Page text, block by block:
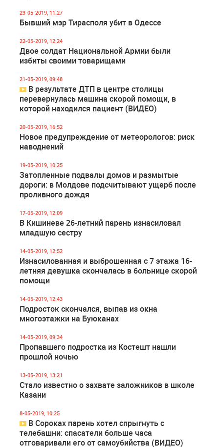
23-05-2019, 11:27
Бывший мэр Тирасполя убит в Одессе
22-05-2019, 12:24
Двое солдат Национальной Армии были
избиты своими товарищами
21-05-2019, 09:48
В результате ДТП в центре столицы
перевернулась машина скорой помощи, в
которой находился пациент (ВИДЕО)
20-05-2019, 16:52
Новое предупреждение от метеорологов: риск
наводнений
19-05-2019, 10:25
Затопленные подвалы домов и размытые
дороги: в Молдове подсчитывают ущерб после
проливного дождя
17-05-2019, 12:09
В Кишиневе 26-летний парень изнасиловал
младшую сестру
14-05-2019, 12:52
Изнасилованная и выброшенная с 7 этажа 16-
летняя девушка скончалась в больнице скорой
помощи
14-05-2019, 12:43
Подросток скончался, выпав из окна
многоэтажки на Буюканах
14-05-2019, 09:34
Пропавшего подростка из Костешт нашли
прошлой ночью
13-05-2019, 13:21
Стало известно о захвате заложников в школе
Казани
8-05-2019, 10:25
В Сороках парень хотел спрыгнуть с
телебашни: спасатели больше часа
отговаривали его от самоубийства (ВИДЕО)